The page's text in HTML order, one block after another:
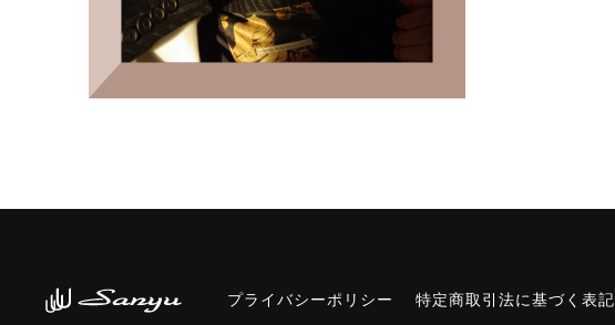
プライバシーポリシー 特定商取引法に基づく表記